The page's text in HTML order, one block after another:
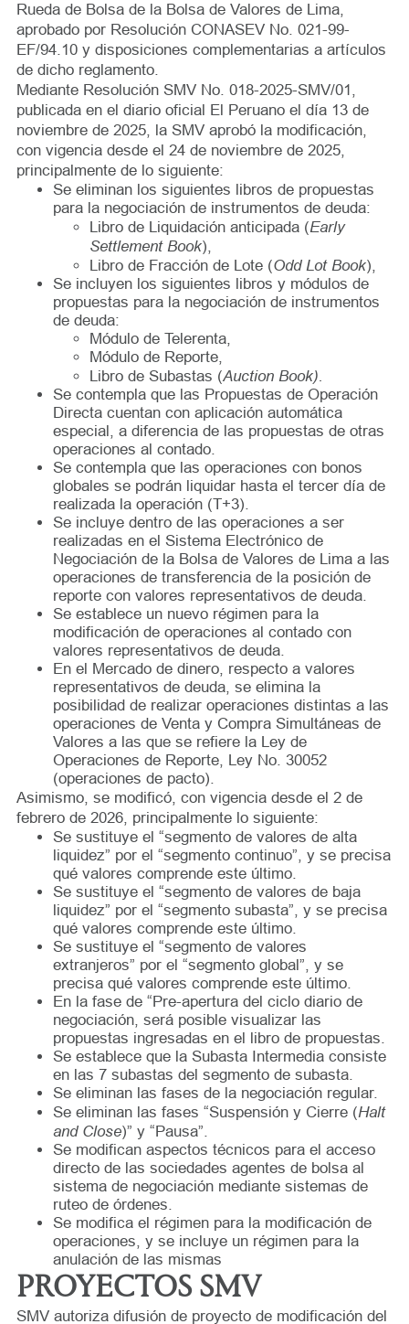
Rueda de Bolsa de la Bolsa de Valores de Lima,
aprobado por Resolución CONASEV No. 021-99-
EF/94.10 y disposiciones complementarias a artículos
de dicho reglamento.
Mediante Resolución SMV No. 018-2025-SMV/01,
publicada en el diario oficial El Peruano el día 13 de
noviembre de 2025, la SMV aprobó la modificación,
con vigencia desde el 24 de noviembre de 2025,
principalmente de lo siguiente:
Se eliminan los siguientes libros de propuestas
para la negociación de instrumentos de deuda:
Libro de Liquidación anticipada (Early
Settlement Book),
Libro de Fracción de Lote (Odd Lot Book),
Se incluyen los siguientes libros y módulos de
propuestas para la negociación de instrumentos
de deuda:
Módulo de Telerenta,
Módulo de Reporte,
Libro de Subastas (Auction Book).
Se contempla que las Propuestas de Operación
Directa cuentan con aplicación automática
especial, a diferencia de las propuestas de otras
operaciones al contado.
Se contempla que las operaciones con bonos
globales se podrán liquidar hasta el tercer día de
realizada la operación (T+3).
Se incluye dentro de las operaciones a ser
realizadas en el Sistema Electrónico de
Negociación de la Bolsa de Valores de Lima a las
operaciones de transferencia de la posición de
reporte con valores representativos de deuda.
Se establece un nuevo régimen para la
modificación de operaciones al contado con
valores representativos de deuda.
En el Mercado de dinero, respecto a valores
representativos de deuda, se elimina la
posibilidad de realizar operaciones distintas a las
operaciones de Venta y Compra Simultáneas de
Valores a las que se refiere la Ley de
Operaciones de Reporte, Ley No. 30052
(operaciones de pacto).
Asimismo, se modificó, con vigencia desde el 2 de
febrero de 2026, principalmente lo siguiente:
Se sustituye el “segmento de valores de alta
liquidez” por el “segmento continuo”, y se precisa
qué valores comprende este último.
Se sustituye el “segmento de valores de baja
liquidez” por el “segmento subasta”, y se precisa
qué valores comprende este último.
Se sustituye el “segmento de valores
extranjeros” por el “segmento global”, y se
precisa qué valores comprende este último.
En la fase de “Pre-apertura del ciclo diario de
negociación, será posible visualizar las
propuestas ingresadas en el libro de propuestas.
Se establece que la Subasta Intermedia consiste
en las 7 subastas del segmento de subasta.
Se eliminan las fases de la negociación regular.
Se eliminan las fases “Suspensión y Cierre (Halt
and Close)” y “Pausa”.
Se modifican aspectos técnicos para el acceso
directo de las sociedades agentes de bolsa al
sistema de negociación mediante sistemas de
ruteo de órdenes.
Se modifica el régimen para la modificación de
operaciones, y se incluye un régimen para la
anulación de las mismas
PROYECTOS SMV
SMV autoriza difusión de proyecto de modificación del